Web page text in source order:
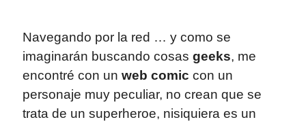
Navegando por la red … y como se
imaginarán buscando cosas geeks, me
encontré con un web comic con un
personaje muy peculiar, no crean que se
trata de un superheroe, nisiquiera es un